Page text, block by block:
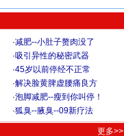
·减肥--小肚子赘肉没了
·吸引异性的秘密武器
·45岁以前停经不正常
·解决脸黄脾虚腰痛良方
·泡脚减肥--瘦到你叫停！
·狐臭--腋臭--09新疗法
更多>>